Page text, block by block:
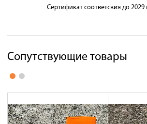
Сертификат соответсвия до 2029
Сопутствующие товары